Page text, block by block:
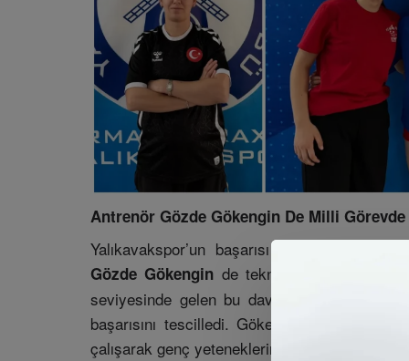
Antrenör Gözde Gökengin De Milli Görevde
Yalıkavakspor’un başarısı sadece
Gözde Gökengin de teknik ekipte görev
seviyesinde gelen bu davet, kulübün
başarısını tescilledi. Gökengin, kamp
çalışarak genç yeteneklerin gelişimine katkı